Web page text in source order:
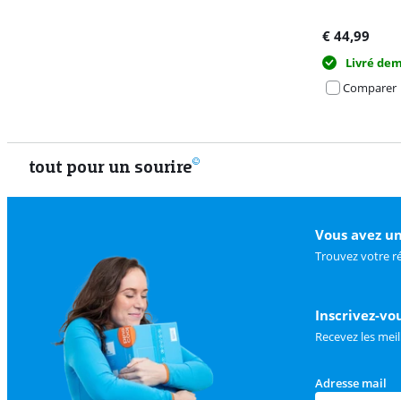
€ 44,99
Livré
Comparer
tout pour un sourire
Vous avez
Trouvez votre
Inscrivez-
Recevez les
Adresse mail